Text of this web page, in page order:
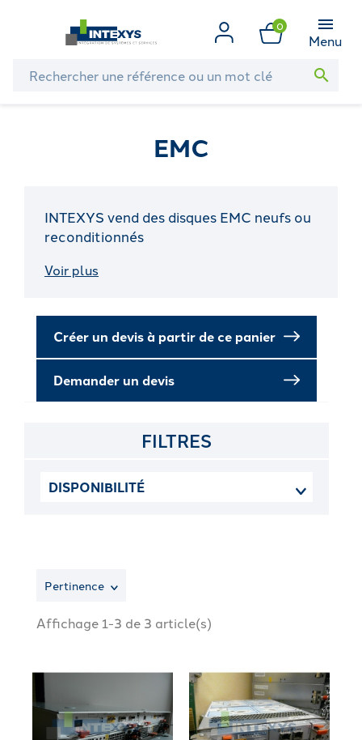
0
Menu
search
EMC
INTEXYS vend des disques EMC neufs ou
reconditionnés
Voir plus
Créer un devis à partir de ce panier
Demander un devis
FILTRES
DISPONIBILITÉ
Pertinence
Affichage 1-3 de 3 article(s)